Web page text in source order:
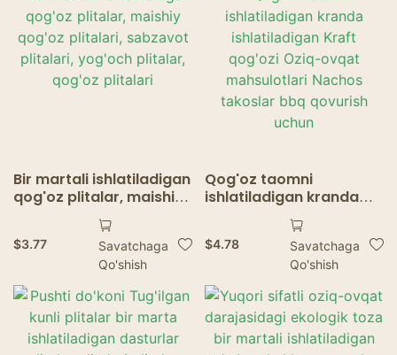
Bir martali ishlatiladigan
qog'oz plitalar, maishiy
qog'oz plitalari,
sabzavot plitalari,
yog'och plitalar, qog'oz
$3.77
Savatchaga
Qo'shish
Qog'oz taomni
ishlatiladigan kranda
ishlatiladigan Kraft
qog'ozi Oziq-ovqat
mahsulotlari Nachos
takoslar bbq qovurish
uchun
$4.78
Savatchaga
Qo'shish